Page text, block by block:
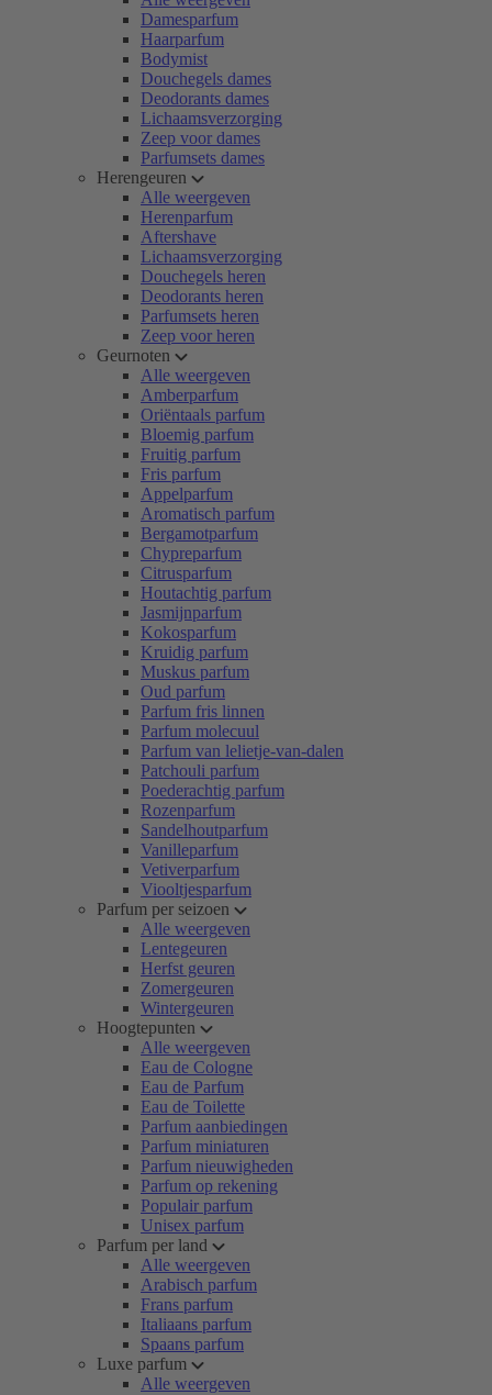
Damesparfum
Haarparfum
Bodymist
Douchegels dames
Deodorants dames
Lichaamsverzorging
Zeep voor dames
Parfumsets dames
Herengeuren
Alle weergeven
Herenparfum
Aftershave
Lichaamsverzorging
Douchegels heren
Deodorants heren
Parfumsets heren
Zeep voor heren
Geurnoten
Alle weergeven
Amberparfum
Oriëntaals parfum
Bloemig parfum
Fruitig parfum
Fris parfum
Appelparfum
Aromatisch parfum
Bergamotparfum
Chypreparfum
Citrusparfum
Houtachtig parfum
Jasmijnparfum
Kokosparfum
Kruidig parfum
Muskus parfum
Oud parfum
Parfum fris linnen
Parfum molecuul
Parfum van lelietje-van-dalen
Patchouli parfum
Poederachtig parfum
Rozenparfum
Sandelhoutparfum
Vanilleparfum
Vetiverparfum
Viooltjesparfum
Parfum per seizoen
Alle weergeven
Lentegeuren
Herfst geuren
Zomergeuren
Wintergeuren
Hoogtepunten
Alle weergeven
Eau de Cologne
Eau de Parfum
Eau de Toilette
Parfum aanbiedingen
Parfum miniaturen
Parfum nieuwigheden
Parfum op rekening
Populair parfum
Unisex parfum
Parfum per land
Alle weergeven
Arabisch parfum
Frans parfum
Italiaans parfum
Spaans parfum
Luxe parfum
Alle weergeven